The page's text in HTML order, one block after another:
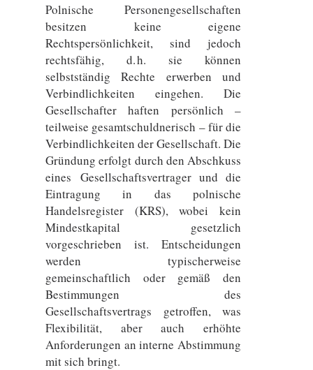
Polnische Personengesellschaften
besitzen keine eigene
Rechtspersönlichkeit, sind jedoch
rechtsfähig, d. h. sie können
selbstständig Rechte erwerben und
Verbindlichkeiten eingehen. Die
Gesellschafter haften persönlich –
teilweise gesamtschuldnerisch – für die
Verbindlichkeiten der Gesellschaft. Die
Gründung erfolgt durch den Abschkuss
eines Gesellschaftsvertrager und die
Eintragung in das polnische
Handelsregister (KRS), wobei kein
Mindestkapital gesetzlich
vorgeschrieben ist. Entscheidungen
werden typischerweise
gemeinschaftlich oder gemäß den
Bestimmungen des
Gesellschaftsvertrags getroffen, was
Flexibilität, aber auch erhöhte
Anforderungen an interne Abstimmung
mit sich bringt.